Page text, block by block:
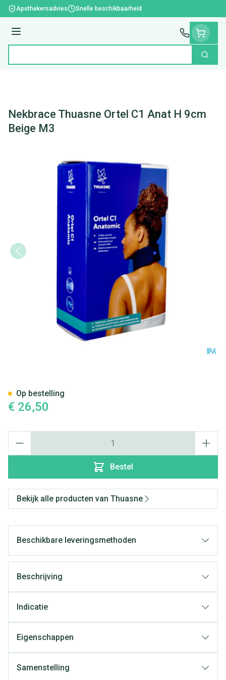
Ga naar de inhoud
Apothekersadvies Snelle beschikbaarheid
Menu
Zoek
Nekbrace Thuasne Ortel C1 Anat H 9cm
Beige M3
€ 26,50
Bestel
Op bestelling
Bekijk alle producten van Thuasne
Beschikbare leveringsmethoden
Beschrijving
Indicatie
Eigenschappen
Samenstelling